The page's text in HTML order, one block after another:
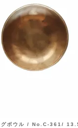
グボウル / No.C-361/